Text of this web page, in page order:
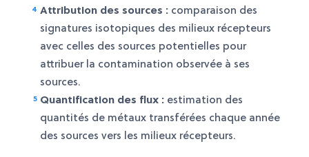
Attribution des sources : comparaison des
signatures isotopiques des milieux récepteurs
avec celles des sources potentielles pour
attribuer la contamination observée à ses
sources.
Quantification des flux : estimation des
quantités de métaux transférées chaque année
des sources vers les milieux récepteurs.